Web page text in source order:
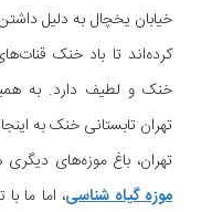
خیابان یخچال به دلیل
کرده‌اند تا باد خنک
خنک و لطیف دارد. به
تهران تابستانی خنک به
تهران، باغ موزه‌‌های
موزه گیاه شناسی، اما ما